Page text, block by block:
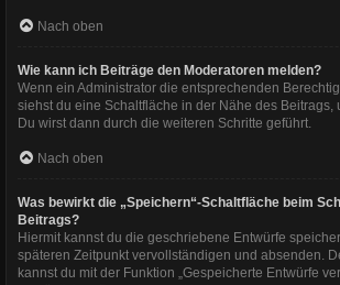
Nach oben
Wie kann ich Beiträge den Moderatoren melden?
Wenn ein Administrator die entsprechenden
siehst du eine Schaltfläche in der Nähe des Beitrags,
Du wirst dann durch die weiteren Schritte geführt.
Nach oben
Was bewirkt die „Speichern“-Schaltfläche beim
Beitrags?
Hiermit kannst du die geschriebene Entwürfe
späteren Zeitpunkt vervollständigen und absenden.
kannst du mit der Funktion „Gespeicherte Entwürfe